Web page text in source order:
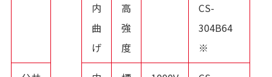
内
曲
げ
高
強
度
CS-
304B64
※